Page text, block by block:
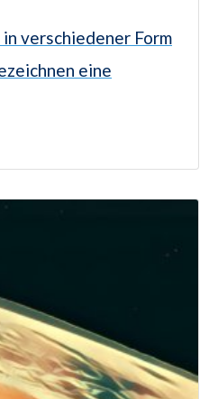
verschiedener Form
eine